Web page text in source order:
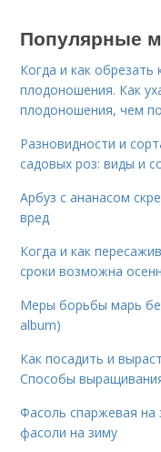
Популярные
Когда и как обрезать
плодоношения. Как
плодоношения, чем
Разновидности и
садовых роз: виды и
Арбуз с ананасом
вред
Когда и как
сроки возможна
Меры борьбы марь
album)
Как посадить и
Способы
Фасоль спаржевая на
фасоли на зиму